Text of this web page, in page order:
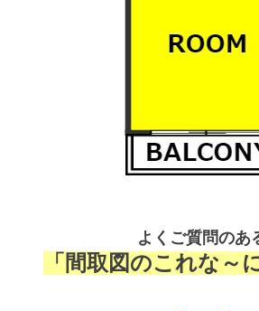
よくご質問のあ
「間取図のこれな～